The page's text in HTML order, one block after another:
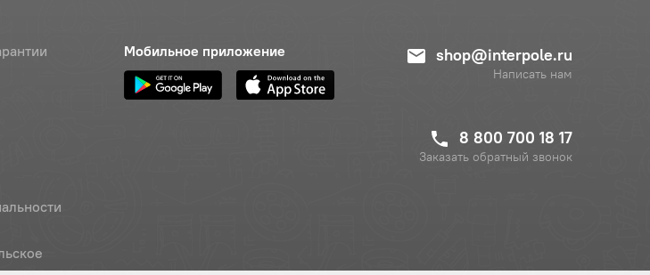
Мобильное приложение shop@interpole.ru
Написать нам
8 800 700 18 17
Заказать обратный звонок